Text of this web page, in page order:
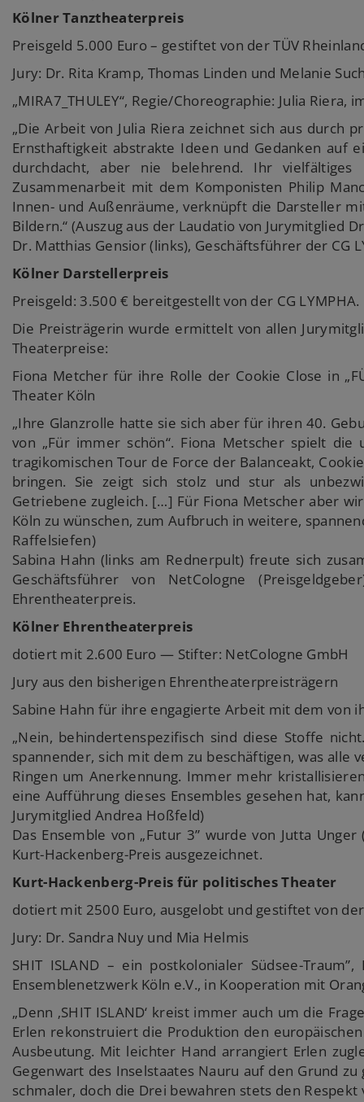
Kölner Tanztheaterpreis
Preisgeld 5.000 Euro – gestiftet von der TÜV
Jury: Dr. Rita Kramp, Thomas Linden und Melanie
„MIRA7_THULEY“, Regie/Choreographie: Julia Riera,
„Die Arbeit von Julia Riera zeichnet sich aus durch
Ernsthaftigkeit abstrakte Ideen und Gedanken auf
durchdacht, aber nie belehrend. Ihr vielfältiges
Zusammenarbeit mit dem Komponisten Philip
Innen- und Außenräume, verknüpft die Darsteller
Bildern.“ (Auszug aus der Laudatio von Jurymitglied
Dr. Matthias Gensior (links), Geschäftsführer der CG
Kölner Darstellerpreis
Preisgeld: 3.500 € bereitgestellt von der CG LYMPHA.
Die Preisträgerin wurde ermittelt von allen
Theaterpreise:
Fiona Metcher für ihre Rolle der Cookie Close in
Theater Köln
„Ihre Glanzrolle hatte sie sich aber für ihren 40.
von „Für immer schön“. Fiona Metscher spielt
tragikomischen Tour de Force der Balanceakt,
bringen. Sie zeigt sich stolz und stur als
Getriebene zugleich. […] Für Fiona Metscher aber
Köln zu wünschen, zum Aufbruch in weitere,
Raffelsiefen)
Sabina Hahn (links am Rednerpult) freute sich
Geschäftsführer von NetCologne
Ehrentheaterpreis.
Kölner Ehrentheaterpreis
dotiert mit 2.600 Euro — Stifter: NetCologne GmbH
Jury aus den bisherigen Ehrentheaterpreisträgern
Sabine Hahn für ihre engagierte Arbeit mit dem von
„Nein, behindertenspezifisch sind diese Stoffe
spannender, sich mit dem zu beschäftigen, was alle
Ringen um Anerkennung. Immer mehr
eine Aufführung dieses Ensembles gesehen hat,
Jurymitglied Andrea Hoßfeld)
Das Ensemble von „Futur 3” wurde von Jutta
Kurt-Hackenberg-Preis ausgezeichnet.
Kurt-Hackenberg-Preis für politisches Theater
dotiert mit 2500 Euro, ausgelobt und gestiftet von
Jury: Dr. Sandra Nuy und Mia Helmis
SHIT ISLAND – ein postkolonialer Südsee-
Ensemblenetzwerk Köln e.V., in Kooperation mit
„Denn ‚SHIT ISLAND‘ kreist immer auch um die
Erlen rekonstruiert die Produktion den
Ausbeutung. Mit leichter Hand arrangiert Erlen
Gegenwart des Inselstaates Nauru auf den Grund
schmaler, doch die Drei bewahren stets den Respekt